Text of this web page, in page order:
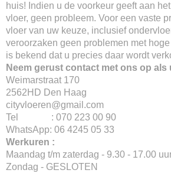
huis! Indien u de voorkeur geeft aan
vloer, geen probleem. Voor een vaste
vloer van uw keuze, inclusief
veroorzaken geen problemen met
is bekend dat u precies daar wordt
Neem gerust contact met ons op als
Weimarstraat 170
2562HD Den Haag
cityvloeren@gmail.com
Tel : 070 223 00 90
WhatsApp: 06 4245 05 33
Werkuren :
Maandag t/m zaterdag - 9.30 - 17.00
Zondag - GESLOTEN